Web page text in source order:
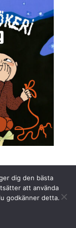
dig den bästa
att använda
godkänner detta.